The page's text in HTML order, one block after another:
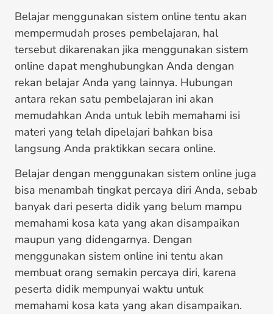
Belajar menggunakan sistem online tentu akan
mempermudah proses pembelajaran, hal
tersebut dikarenakan jika menggunakan sistem
online dapat menghubungkan Anda dengan
rekan belajar Anda yang lainnya. Hubungan
antara rekan satu pembelajaran ini akan
memudahkan Anda untuk lebih memahami isi
materi yang telah dipelajari bahkan bisa
langsung Anda praktikkan secara online.
Belajar dengan menggunakan sistem online juga
bisa menambah tingkat percaya diri Anda, sebab
banyak dari peserta didik yang belum mampu
memahami kosa kata yang akan disampaikan
maupun yang didengarnya. Dengan
menggunakan sistem online ini tentu akan
membuat orang semakin percaya diri, karena
peserta didik mempunyai waktu untuk
memahami kosa kata yang akan disampaikan.